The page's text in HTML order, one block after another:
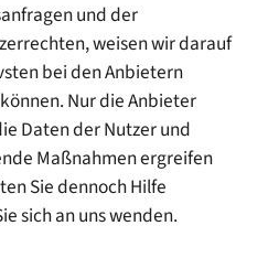
und der
weisen wir darauf
bei den Anbietern
Nur die Anbieter
Daten der Nutzer und
Maßnahmen ergreifen
Sie dennoch Hilfe
sich an uns wenden.